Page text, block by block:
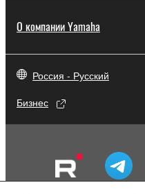
О компании Yamaha
Россия - Русский
Бизнес